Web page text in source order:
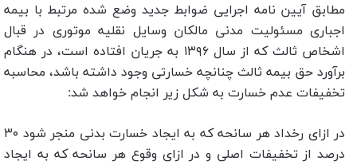
مطابق آیین نامه اجرایی ضوابط جدید وضع شده مرتبط با بیمه
اجباری مسئولیت مدنی مالکان وسایل نقلیه موتوری در قبال
اشخاص ثالث که از سال ۱۳۹۶ به جریان افتاده است، در هنگام
برآورد حق بیمه ثالث چنانچه خسارتی وجود داشته باشد، محاسبه
تخفیفات عدم خسارت به شکل زیر انجام خواهد شد:
در ازای رخداد هر سانحه که به ایجاد خسارت بدنی منجر شود ۳۰
درصد از تخفیفات اصلی و در ازای وقوع هر سانحه که به ایجاد